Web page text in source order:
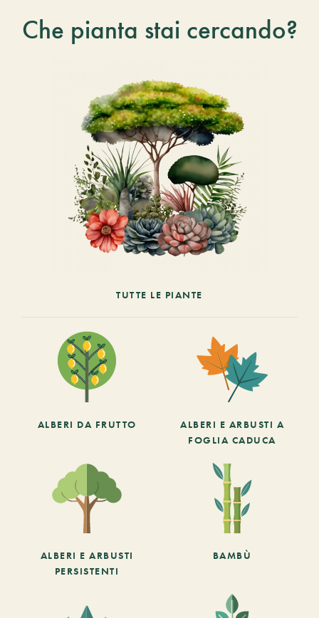
Che pianta stai cercando?
TUTTE LE PIANTE
ALBERI DA FRUTTO
ALBERI E ARBUSTI A
FOGLIA CADUCA
ALBERI E ARBUSTI
PERSISTENTI
BAMBÙ